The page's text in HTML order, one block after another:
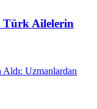
Türk Ailelerin